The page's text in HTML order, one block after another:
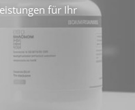
für Ihr